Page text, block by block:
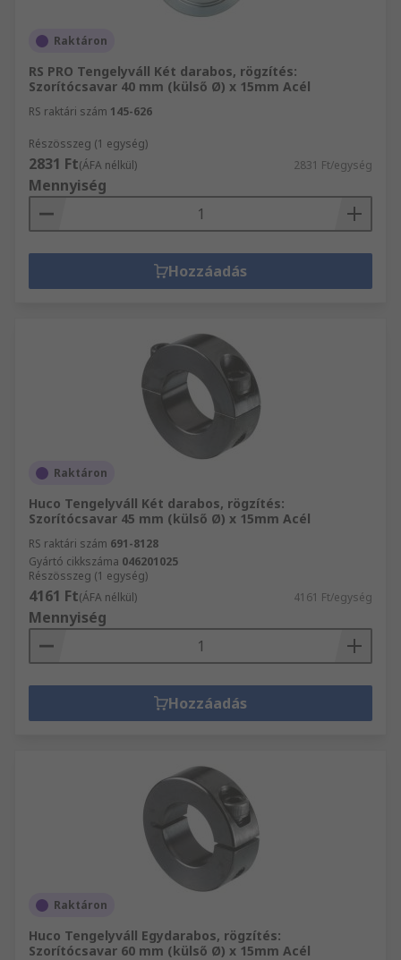
Raktáron
RS PRO Tengelyváll Két darabos, rögzítés:
Szorítócsavar 40 mm (külső Ø) x 15mm Acél
RS raktári szám 145-626
Részösszeg (1 egység)
2831 Ft(ÁFA nélkül) 2831 Ft/egység
Mennyiség
Hozzáadás
Raktáron
Huco Tengelyváll Két darabos, rögzítés:
Szorítócsavar 45 mm (külső Ø) x 15mm Acél
RS raktári szám 691-8128
Gyártó cikkszáma 046201025
Részösszeg (1 egység)
4161 Ft(ÁFA nélkül) 4161 Ft/egység
Mennyiség
Hozzáadás
Raktáron
Huco Tengelyváll Egydarabos, rögzítés:
Szorítócsavar 60 mm (külső Ø) x 15mm Acél